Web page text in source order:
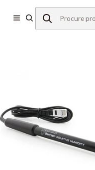
de Laboratório Vernier
Humidade do ar